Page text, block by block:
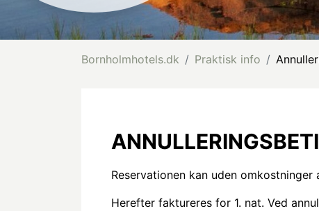
Bornholmhotels.dk Praktisk info
Reservationen kan uden
Herefter faktureres for 1. nat. Ved